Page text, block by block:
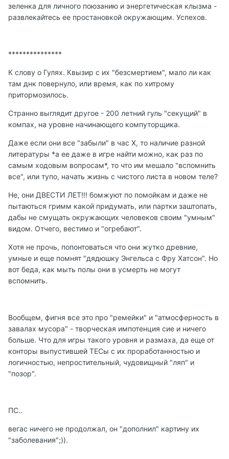
зеленка для личного поюзанию и энергетическая клызма -
развлекайтесь ее простановкой окружающим. Успехов.
***************
К слову о Гулях. Квызир с их "безсмертием", мало ли как
там днк повернуло, или время, как по хитрому
притормозилось.
Странно выглядит другое - 200 летний гуль "секущий" в
компах, на уровне начинающего компуторщика.
Даже если они все "забыли" в час Х, то наличие разной
литературы *а ее даже в игре найти можно, как раз по
самым ходовым вопросам*, то что им мешало "вспомнить
все", или тупо, начать жизнь с чистого листа в новом теле?
Не, они ДВЕСТИ ЛЕТ!!! бомжуют по помойкам и даже не
пытаються гримм какой придумать, или партки заштопать,
дабы не смущать окружающих человеков своим "умным"
видом. Отчего, вестимо и "огребают".
Хотя не прочь, попонтоваться что они жутко древние,
умные и еще помнят "дядюшку Энгельса с Фру Хатсон". Но
вот беда, как мыть полы они в усмерть не могут
вспомнить.
Вообщем, фигня все это про "ремейки" и "атмосферность в
завалах мусора" - творческая импотенция сие и ничего
больше. Что для игры такого уровня и размаха, да еще от
конторы выпустившей ТЕСы с их проработанностью и
логичностью, непростительный, чудовищный "ляп" и
"позор".
ПС..
вегас ничего не продолжал, он "дополнил" картину их
"заболевания";)).